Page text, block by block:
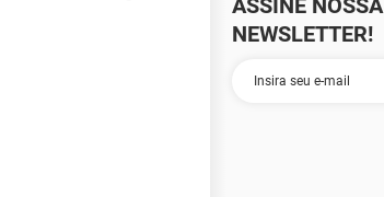
ASSINE NOSSA
NEWSLETTER!